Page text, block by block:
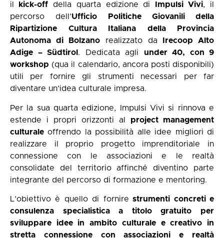
il
kick-offdella quarta edizione di Impulsi Vivi, il
percorso dell’Ufficio Politiche Giovanili della
Ripartizione Cultura Italiana della Provincia
Autonoma di Bolzano realizzato da Irecoop Alto
Adige – Südtirol . Dedicata agli under 40, con 9
workshop (qua il calendario, ancora posti disponibili)
utili per fornire gli strumenti necessari per far
diventare un’idea culturale impresa.
Per la sua quarta edizione, Impulsi Vivi si rinnova e
estende i propri orizzonti al project management
culturale offrendo la possibilità alle idee migliori di
realizzare il proprio progetto imprenditoriale in
connessione con le associazioni e le realtà
consolidate del territorio affinché diventino parte
integrante del percorso di formazione e mentoring.
L’obiettivo è quello di fornire strumenti concreti e
consulenza specialistica a titolo gratuito per
sviluppare idee in ambito culturale e creativo in
stretta connessione con associazioni e realtà